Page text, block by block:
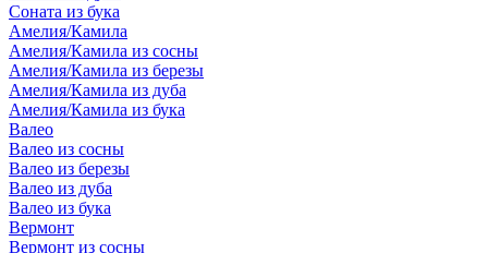
Соната из бука
Амелия/Камила
Амелия/Камила из сосны
Амелия/Камила из березы
Амелия/Камила из дуба
Амелия/Камила из бука
Валео
Валео из сосны
Валео из березы
Валео из дуба
Валео из бука
Вермонт
Вермонт из сосны